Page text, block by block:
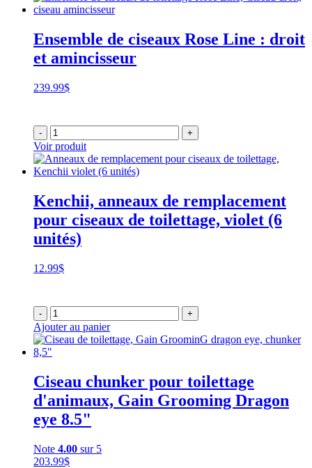
Ensemble de ciseaux Rose Line : droit
et amincisseur
239.99$
- +
Voir produit
Kenchii, anneaux de remplacement
pour ciseaux de toilettage, violet (6
unités)
12.99$
- +
Ajouter au panier
Ciseau chunker pour toilettage
d'animaux, Gain Grooming Dragon
eye 8.5"
Note 4.00 sur 5
203.99$